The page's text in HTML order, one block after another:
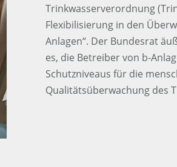
Trinkwasserverordnung
Flexibilisierung in den
Anlagen“. Der Bundesrat
es, die Betreiber von b-
Schutzniveaus für die
Qualitätsüberwachung des